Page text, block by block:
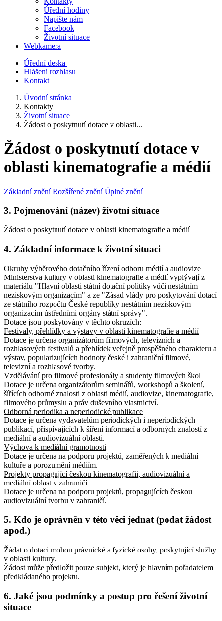
Úřední hodiny
Napište nám
Facebook
Životní situace
Webkamera
Úřední deska
Hlášení rozhlasu
Kontakt
Úvodní stránka
Kontakty
Životní situace
Žádost o poskytnutí dotace v oblasti...
Žádost o poskytnutí dotace v
oblasti kinematografie a médií
Základní znění Rozšířené znění Úplné znění
3. Pojmenování (název) životní situace
Žádost o poskytnutí dotace v oblasti kinematografie a médií
4. Základní informace k životní situaci
Okruhy výběrového dotačního řízení odboru médií a audiovize
Ministerstva kultury v oblasti kinematografie a médií vyplývají z
materiálu "Hlavní oblasti státní dotační politiky vůči nestátním
neziskovým organizacím" a ze "Zásad vlády pro poskytování dotací
ze státního rozpočtu České republiky nestátním neziskovým
organizacím ústředními orgány státní správy".
Dotace jsou poskytovány v těchto okruzích:
Festivaly, přehlídky a výstavy v oblasti kinematografie a médií
Dotace je určena organizátorům filmových, televizních a
rozhlasových festivalů a přehlídek veřejně prospěšného charakteru a
výstav, popularizujících hodnoty české i zahraniční filmové,
televizní a rozhlasové tvorby.
Vzdělávání pro filmové profesionály a studenty filmových škol
Dotace je určena organizátorům seminářů, workshopů a školení,
šířících odborné znalosti z oblasti médií, audiovize, kinematografie,
filmového průmyslu a práv duševního vlastnictví.
Odborná periodika a neperiodické publikace
Dotace je určena vydavatelům periodických i neperiodických
publikací, přispívajících k šíření informací a odborných znalostí z
mediální a audiovizuální oblasti.
Výchova k mediální gramotnosti
Dotace je určena na podporu projektů, zaměřených k mediální
kultuře a porozumění médiím.
Projekty propagující českou kinematografii, audiovizuální a
mediální oblast v zahraničí
Dotace je určena na podporu projektů, propagujících českou
audiovizuální tvorbu v zahraničí.
5. Kdo je oprávněn v této věci jednat (podat žádost
apod.)
Žádat o dotaci mohou právnické a fyzické osoby, poskytující služby
v oblasti kultury.
Žádost může předložit pouze subjekt, který je hlavním pořadatelem
předkládaného projektu.
6. Jaké jsou podmínky a postup pro řešení životní
situace